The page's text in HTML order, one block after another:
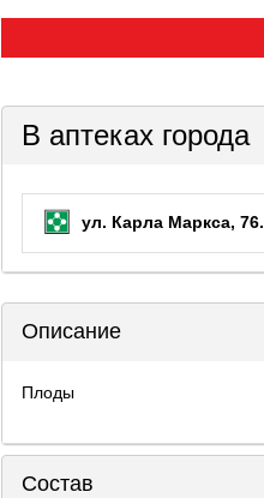
В аптеках города
ул. Карла Маркса, 76.
Описание
Плоды
Состав